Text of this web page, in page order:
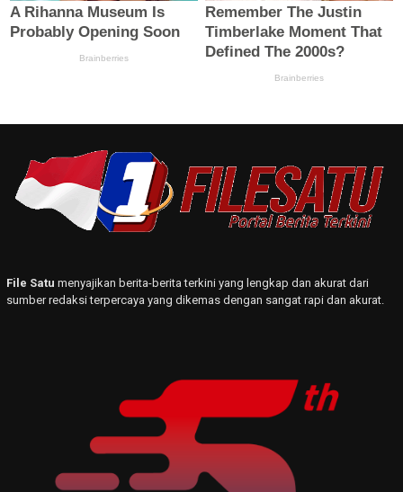
File Satu menyajikan berita-berita terkini yang lengkap dan akurat dari
sumber redaksi terpercaya yang dikemas dengan sangat rapi dan akurat.